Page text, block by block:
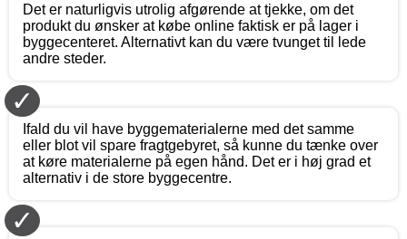
Det er naturligvis utrolig afgørende at tjekke, om det
produkt du ønsker at købe online faktisk er på lager i
byggecenteret. Alternativt kan du være tvunget til lede
andre steder.
✓
Ifald du vil have byggematerialerne med det samme
eller blot vil spare fragtgebyret, så kunne du tænke over
at køre materialerne på egen hånd. Det er i høj grad et
alternativ i de store byggecentre.
✓